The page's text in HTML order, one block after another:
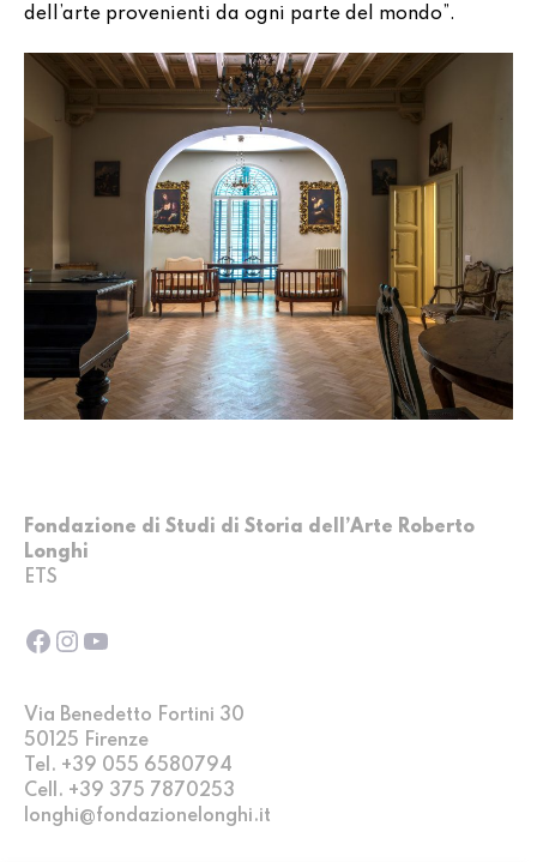
dell’arte provenienti da ogni parte del mondo”.
Fondazione di Studi di Storia dell’Arte Roberto
Longhi
ETS
Facebook
Instagram
YouTube
Via Benedetto Fortini 30
50125 Firenze
Tel. +39 055 6580794
Cell. +39 375 7870253
longhi@fondazionelonghi.it